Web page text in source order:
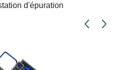
d'épuration